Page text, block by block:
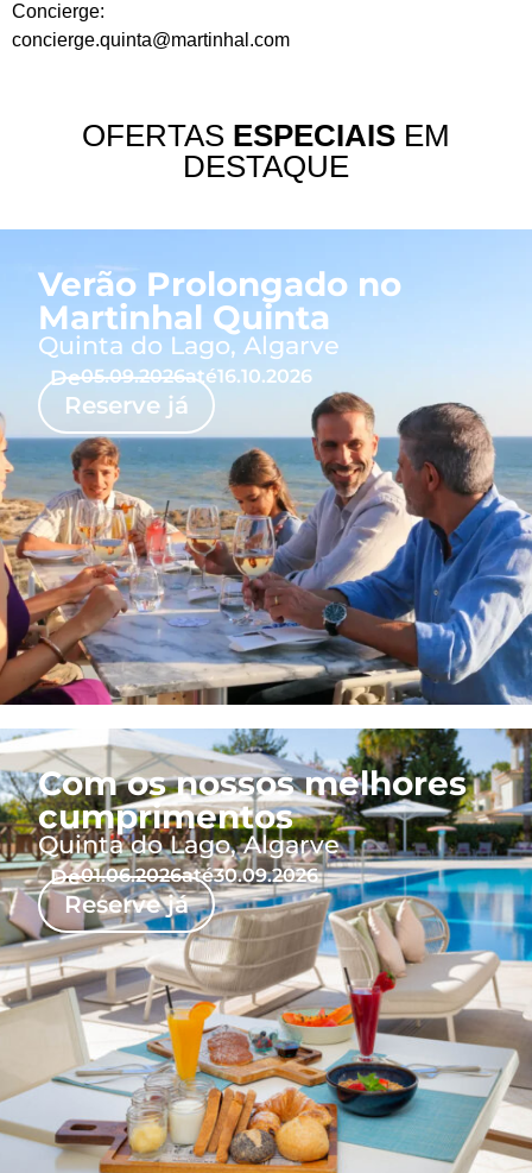
Concierge:
concierge.quinta@martinhal.com
OFERTAS ESPECIAIS EM
DESTAQUE
Verão Prolongado no
Martinhal Quinta
Quinta do Lago, Algarve
Reserve já
De05.09.2026até16.10.2026
Com os nossos melhores
cumprimentos
Quinta do Lago, Algarve
Reserve já
De01.06.2026até30.09.2026